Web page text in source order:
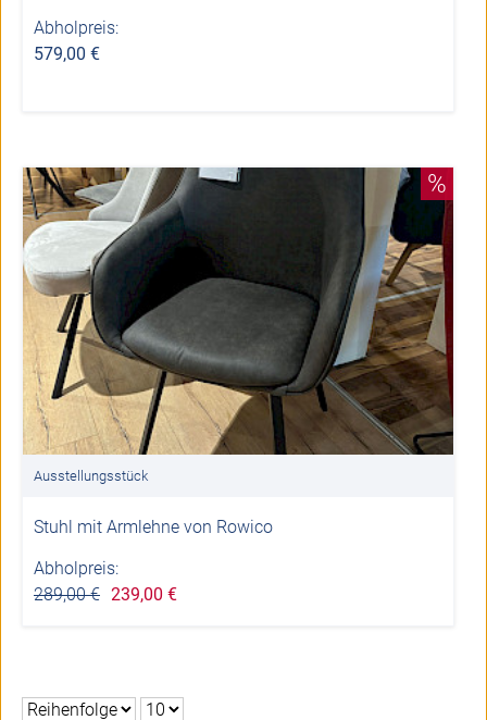
Abholpreis:
579,00 €
%
Ausstellungsstück
Stuhl mit Armlehne von Rowico
Abholpreis:
289,00 € 239,00 €